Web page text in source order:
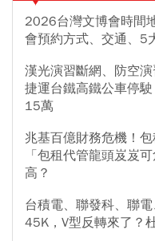
2026台灣文博會時間
會預約方式、交通、5
漢光演習斷網、防空
捷運台鐵高鐵公車停
15萬
兆基百億財務危機！
「包租代管龍頭岌岌
高？
台積電、聯發科、聯
45K，V型反轉來了？